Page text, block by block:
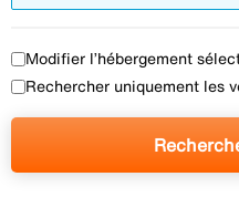
Modifier l’hébergement
Rechercher uniquement les